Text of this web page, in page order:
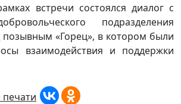
встречи состоялся диалог с
подразделения
«Горец», в котором были
взаимодействия и поддержки
печати